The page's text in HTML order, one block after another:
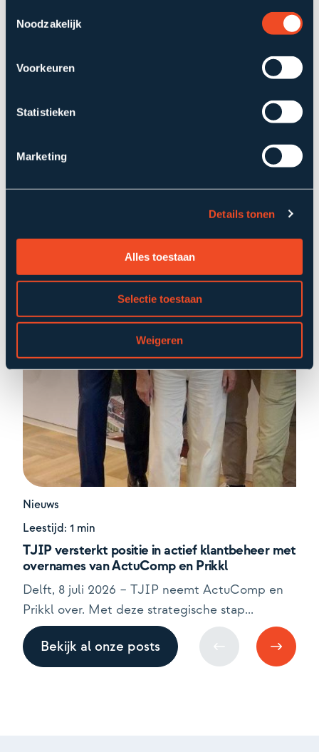
Noodzakelijk
Voorkeuren
Statistieken
Marketing
Details tonen
Alles toestaan
Selectie toestaan
Weigeren
Nieuws
Leestijd: 1 min
TJIP versterkt positie in actief klantbeheer met
overnames van ActuComp en Prikkl
Delft, 8 juli 2026 – TJIP neemt ActuComp en
Prikkl over. Met deze strategische stap...
Bekijk al onze posts